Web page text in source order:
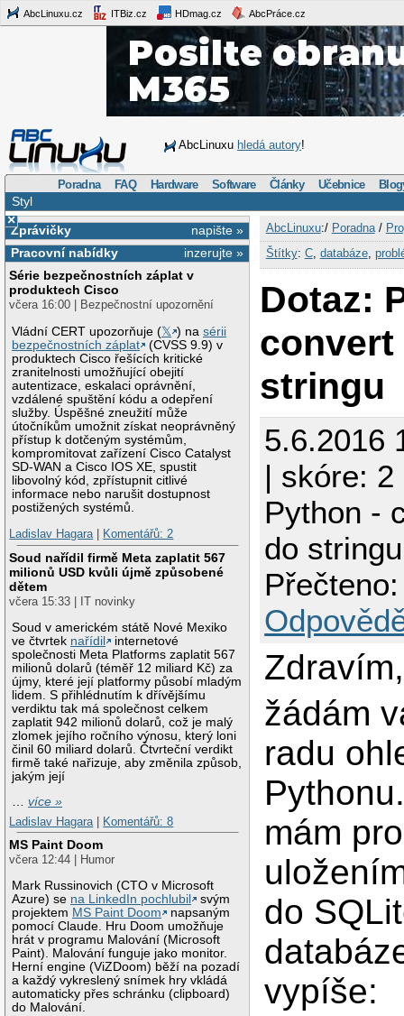
AbcLinuxu.cz ITBiz.cz HDmag.cz AbcPráce.cz
AbcLinuxu hledá autory!
Poradna FAQ Hardware Software Články Učebnice
Styl
×
napište »
Zprávičky
inzerujte »
Pracovní nabídky
Série bezpečnostních záplat v
produktech Cisco
včera 16:00 | Bezpečnostní upozornění
Vládní CERT upozorňuje (𝕏 ) nasérii
bezpečnostních záplat
(CVSS 9.9) v
produktech Cisco řešících kritické
zranitelnosti umožňující obejití
autentizace, eskalaci oprávnění,
vzdálené spuštění kódu a odepření
služby. Úspěšné zneužití může
útočníkům umožnit získat neoprávněný
přístup k dotčeným systémům,
kompromitovat zařízení Cisco Catalyst
SD-WAN a Cisco IOS XE, spustit
libovolný kód, zpřístupnit citlivé
informace nebo narušit dostupnost
postižených systémů.
Ladislav Hagara| Komentářů: 2
Soud nařídil firmě Meta zaplatit 567
milionů USD kvůli újmě způsobené
dětem
včera 15:33 | IT novinky
Soud v americkém státě Nové Mexiko
ve čtvrtek nařídil
internetové
společnosti Meta Platforms zaplatit 567
milionů dolarů (téměř 12 miliard Kč) za
újmy, které její platformy působí mladým
lidem. S přihlédnutím k dřívějšímu
verdiktu tak má společnost celkem
zaplatit 942 milionů dolarů, což je malý
zlomek jejího ročního výnosu, který loni
činil 60 miliard dolarů. Čtvrteční verdikt
firmě také nařizuje, aby změnila způsob,
jakým její
…více »
Ladislav Hagara
Komentářů: 8
MS Paint Doom
včera 12:44 | Humor
Mark Russinovich (CTO v Microsoft
Azure) se na LinkedIn pochlubil
svým
projektem MS Paint Doom
napsaným
pomocí Claude. Hru Doom umožňuje
hrát v programu Malování (Microsoft
Paint). Malování funguje jako monitor.
Herní engine (ViZDoom) běží na pozadí
a každý vykreslený snímek hry vkládá
automaticky přes schránku (clipboard)
do Malování.
AbcLinuxu:/ Poradna/
Štítky: C, databáze,
Dotaz:
stringu
5.6.2016
| skóre: 2
Python -
do stringu
Zdravím,
žádám
radu
mám
do
vypíše: